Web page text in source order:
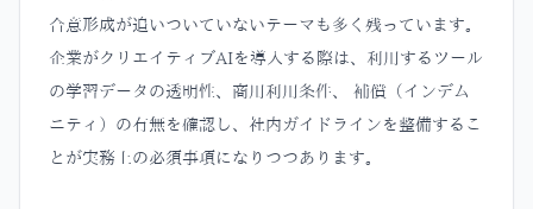
合意形成が追いついていないテーマも多く残っています。
企業がクリエイティブAIを導入する際は、利用するツール
の学習データの透明性、商用利用条件、 補償（インデム
ニティ）の有無を確認し、社内ガイドラインを整備するこ
とが実務上の必須事項になりつつあります。